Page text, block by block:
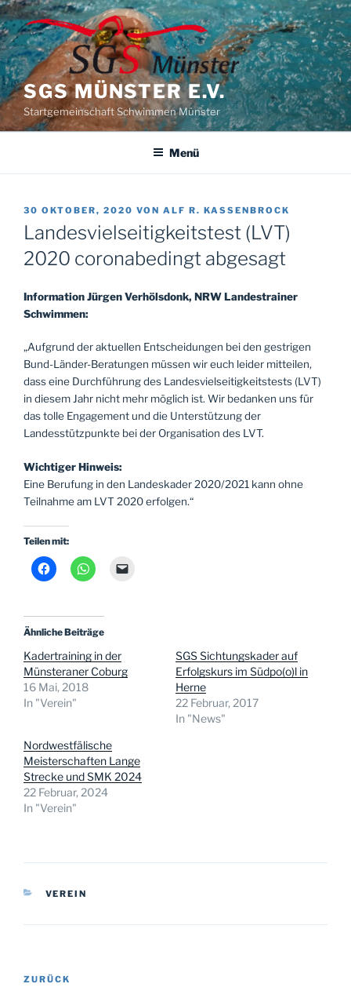
Zum
Inhalt
springen
SGS MÜNSTER E.V.
Startgemeinschaft Schwimmen Münster
Menü
VERÖFFENTLICHT
AM
30 OKTOBER, 2020 VON ALF R. KASSENBROCK
Landesvielseitigkeitstest (LVT)
2020 coronabedingt abgesagt
Information Jürgen Verhölsdonk, NRW Landestrainer
Schwimmen:
„Aufgrund der aktuellen Entscheidungen bei den gestrigen
Bund-Länder-Beratungen müssen wir euch leider mitteilen,
dass eine Durchführung des Landesvielseitigkeitstests (LVT)
in diesem Jahr nicht mehr möglich ist. Wir bedanken uns für
das tolle Engagement und die Unterstützung der
Landesstützpunkte bei der Organisation des LVT.
Wichtiger Hinweis:
Eine Berufung in den Landeskader 2020/2021 kann ohne
Teilnahme am LVT 2020 erfolgen.“
Teilen mit:
Ähnliche Beiträge
Kadertraining in der
Münsteraner Coburg
16 Mai, 2018
In "Verein"
SGS Sichtungskader auf
Erfolgskurs im Südpo(o)l in
Herne
22 Februar, 2017
In "News"
Nordwestfälische
Meisterschaften Lange
Strecke und SMK 2024
22 Februar, 2024
In "Verein"
KATEGORIEN
VEREIN
Beitragsnavigation
Vorheriger
ZURÜCK